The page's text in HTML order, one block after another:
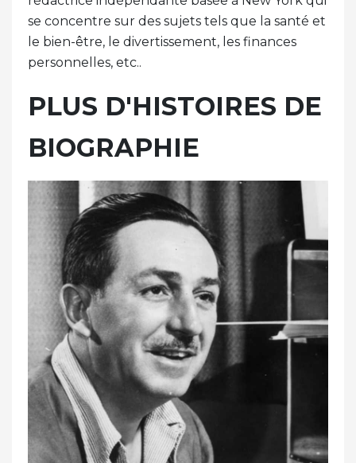
se concentre sur des sujets tels que la santé et
le bien-être, le divertissement, les finances
personnelles, etc..
PLUS D'HISTOIRES DE
BIOGRAPHIE